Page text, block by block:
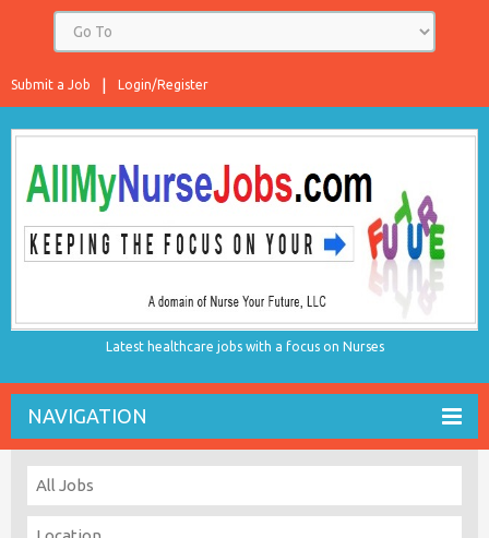
Login/Register
Submit a Job
Latest healthcare jobs with a focus on Nurses
NAVIGATION